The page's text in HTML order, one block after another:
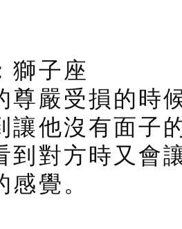
獅子座
尊嚴受損的時
讓他沒有面子
到對方時又會
覺。